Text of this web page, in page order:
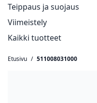
Teippaus ja suojaus
Viimeistely
Kaikki tuotteet
Etusivu / 511008031000